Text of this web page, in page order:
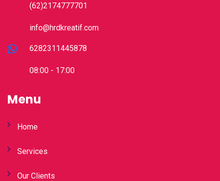
(62)2174777701
info@hrdkreatif.com
6282311445878
08:00 - 17:00
Menu
Home
Services
Our Clients